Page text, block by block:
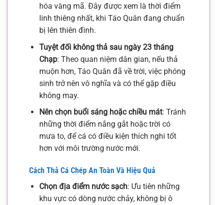
hóa vàng mã. Đây được xem là thời điểm
linh thiêng nhất, khi Táo Quân đang chuẩn
bị lên thiên đình.
Tuyệt đối không thả sau ngày 23 tháng
Chạp: Theo quan niệm dân gian, nếu thả
muộn hơn, Táo Quân đã về trời, việc phóng
sinh trở nên vô nghĩa và có thể gặp điều
không may.
Nên chọn buổi sáng hoặc chiều mát: Tránh
những thời điểm nắng gắt hoặc trời có
mưa to, để cá có điều kiện thích nghi tốt
hơn với môi trường nước mới.
Cách Thả Cá Chép An Toàn Và Hiệu Quả
Chọn địa điểm nước sạch: Ưu tiên những
khu vực có dòng nước chảy, không bị ô